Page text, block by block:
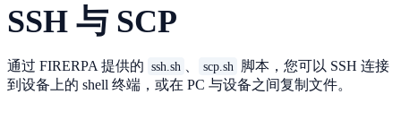
SSH 与 SCP
通过 FIRERPA 提供的 ssh.sh scp.sh
脚本，您可以 SSH 连接
到设备上的 shell 终端，或在 PC 与设备之间复制文件。